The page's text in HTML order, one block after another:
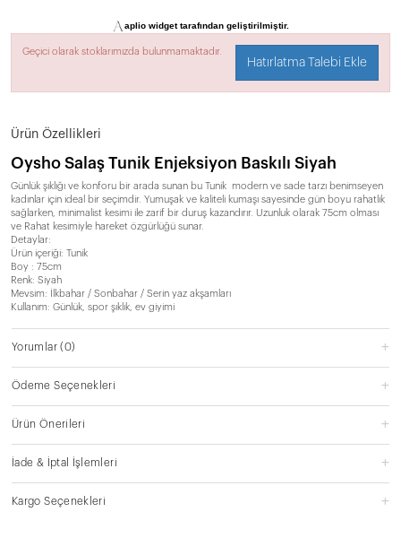
aplio widget tarafından geliştirilmiştir.
Geçici olarak stoklarımızda bulunmamaktadır.
Hatırlatma Talebi Ekle
Ürün Özellikleri
Oysho Salaş Tunik Enjeksiyon Baskılı Siyah
Günlük şıklığı ve konforu bir arada sunan bu Tunik modern ve sade tarzı benimseyen
kadınlar için ideal bir seçimdir. Yumuşak ve kaliteli kumaşı sayesinde gün boyu rahatlık
sağlarken, minimalist kesimi ile zarif bir duruş kazandırır. Uzunluk olarak 75cm olması
ve Rahat kesimiyle hareket özgürlüğü sunar.
Detaylar:
Ürün içeriği: Tunik
Boy : 75cm
Renk: Siyah
Mevsim: İlkbahar / Sonbahar / Serin yaz akşamları
Kullanım: Günlük, spor şıklık, ev giyimi
Yorumlar(0)
Ödeme Seçenekleri
Ürün Önerileri
İade & İptal İşlemleri
Kargo Seçenekleri